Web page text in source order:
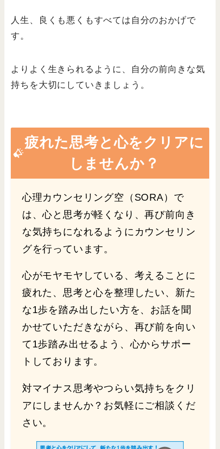
人生、良くも悪くもすべては自分のおかげで
す。
よりよく生きられるように、自分の前向きな気
持ちを大切にしていきましょう。
疲れた思考と心をクリアに
しませんか？
心理カウンセリング空（SORA）で
は、心と思考が軽くなり、再び前向き
な気持ちになれるようにカウンセリン
グを行っています。
心がモヤモヤしている、考えることに
疲れた、思考と心を整理したい、新た
な1歩を踏み出したい方を、お話を聞
かせていただきながら、再び前を向い
て1歩踏み出せるよう、心からサポー
トしております。
対マイナス思考やつらい気持ちをクリ
アにしませんか？お気軽にご相談くだ
さい。